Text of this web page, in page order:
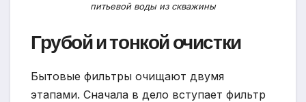
питьевой воды из скважины
Грубой и тонкой очистки
Бытовые фильтры очищают двумя
этапами. Сначала в дело вступает фильтр